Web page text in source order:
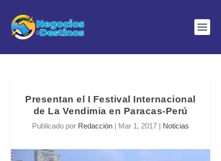
Presentan el I Festival Internacional
de La Vendimia en Paracas-Perú
Publicado por Redacción | Mar 1, 2017 | Noticias